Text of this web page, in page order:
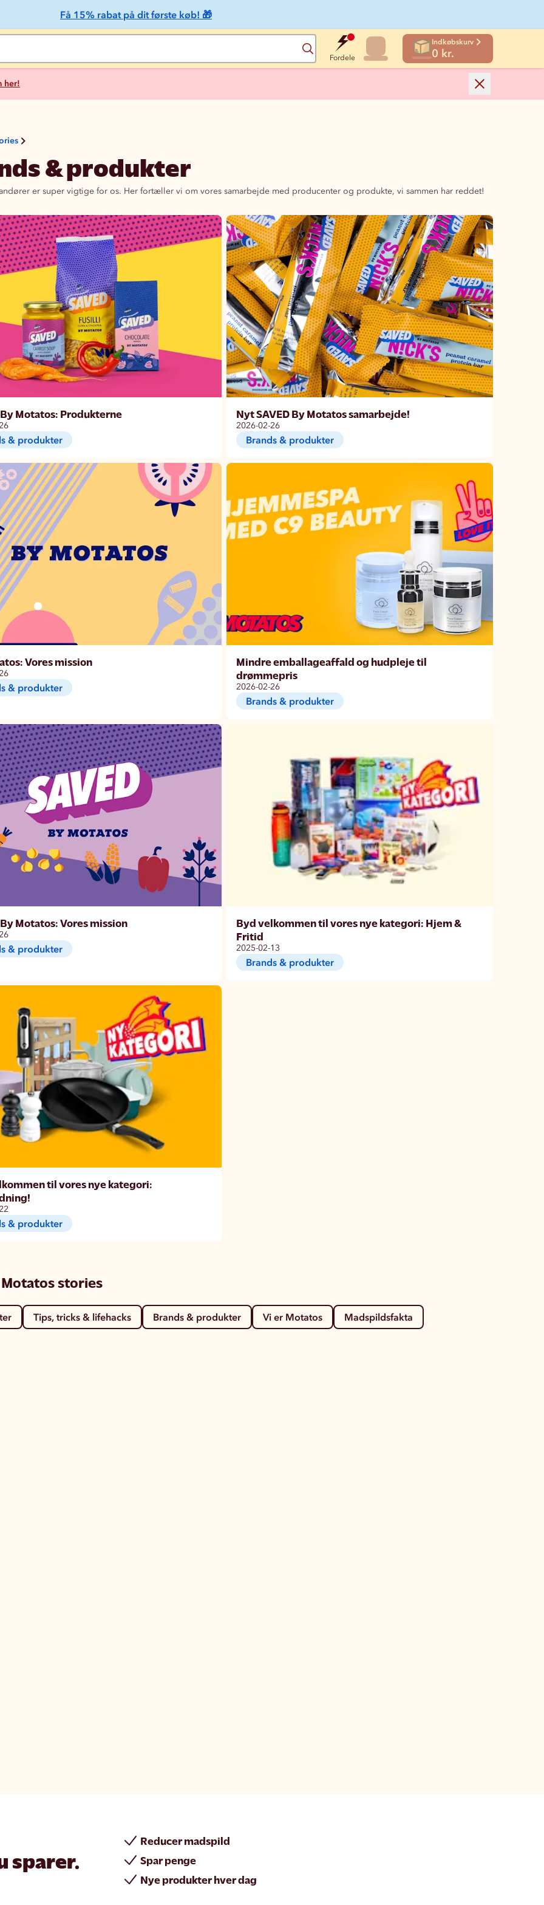
Få 15% rabat på dit første køb! 🎁
Søg
Fordele
Indkøbskurv
0 kr.
her!
& produkter
er super vigtige for os. Her fortæller vi om vores samarbejde med producenter og produkte, vi sammen har reddet!
By Motatos: Produkterne
& produkter
Nyt SAVED By Motatos samarbejde!
2026-02-26
Brands & produkter
Vores mission
& produkter
Mindre emballageaffald og hudpleje til
drømmepris
2026-02-26
Brands & produkter
By Motatos: Vores mission
& produkter
Byd velkommen til vores nye kategori: Hjem &
Fritid
2025-02-13
Brands & produkter
til vores nye kategori:
& produkter
stories
Tips, tricks & lifehacks Brands & produkter Vi er Motatos Madspildsfakta
sparer.
Reducer madspild
Spar penge
Nye produkter hver dag